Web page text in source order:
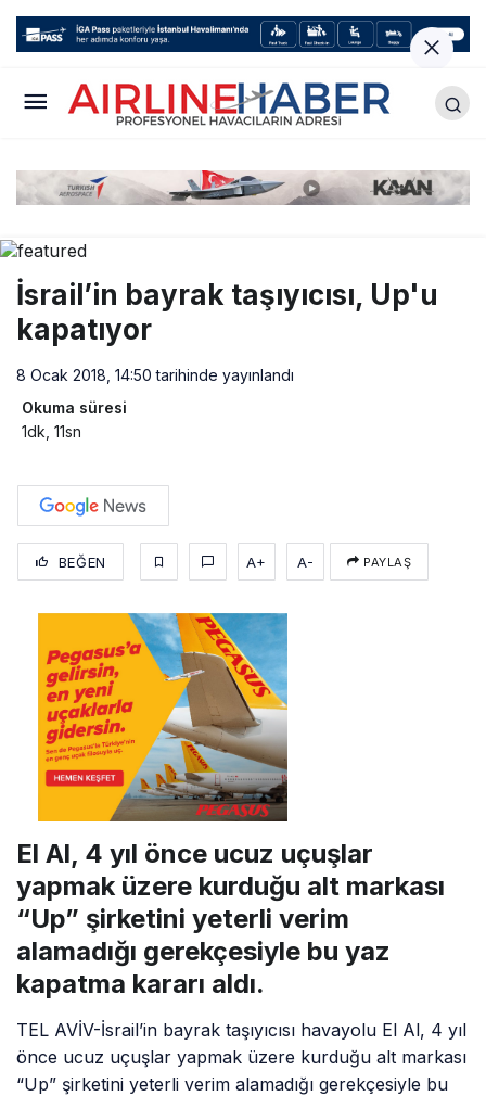
İsrail’in bayrak taşıyıcısı, Up'u
kapatıyor
8 Ocak 2018, 14:50 tarihinde yayınlandı
Okuma süresi
1dk, 11sn
BEĞEN A+ A- PAYLAŞ
El Al, 4 yıl önce ucuz uçuşlar
yapmak üzere kurduğu alt markası
“Up” şirketini yeterli verim
alamadığı gerekçesiyle bu yaz
kapatma kararı aldı.
TEL AVİV-İsrail’in bayrak taşıyıcısı havayolu El Al, 4 yıl
önce ucuz uçuşlar yapmak üzere kurduğu alt markası
“Up” şirketini yeterli verim alamadığı gerekçesiyle bu